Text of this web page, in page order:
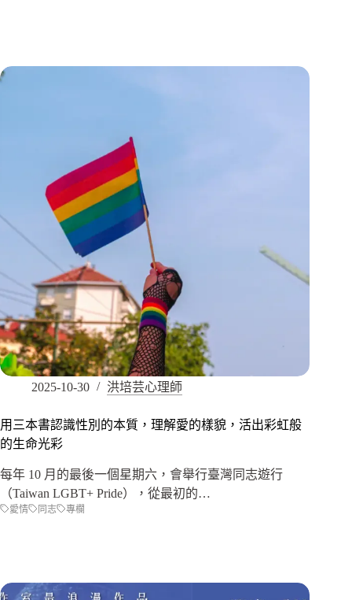
2025-10-30 洪培芸心理師
用三本書認識性別的本質，理解愛的樣貌，活出彩虹般
的生命光彩
每年 10 月的最後一個星期六，會舉行臺灣同志遊行
（Taiwan LGBT+ Pride），從最初的…
愛情 同志 專欄